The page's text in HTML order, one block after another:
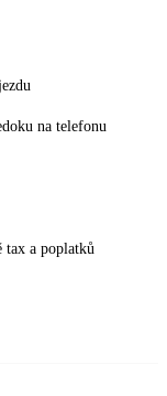
na telefonu
tax a poplatků